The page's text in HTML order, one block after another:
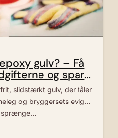
gulv? – Få
og spar
slidstærkt gulv, der tåler
og bryggersets evige
sprænge…